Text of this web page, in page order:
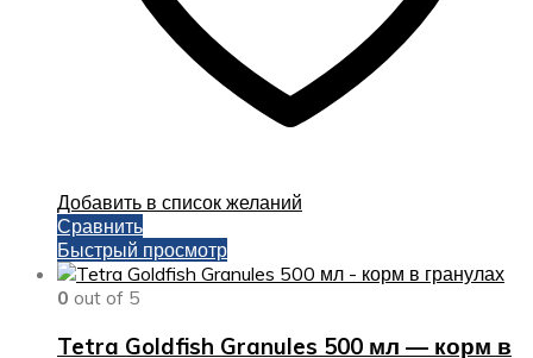
Добавить в список желаний
Сравнить
Быстрый просмотр
0 out of 5
Tetra Goldfish Granules 500 мл — корм в